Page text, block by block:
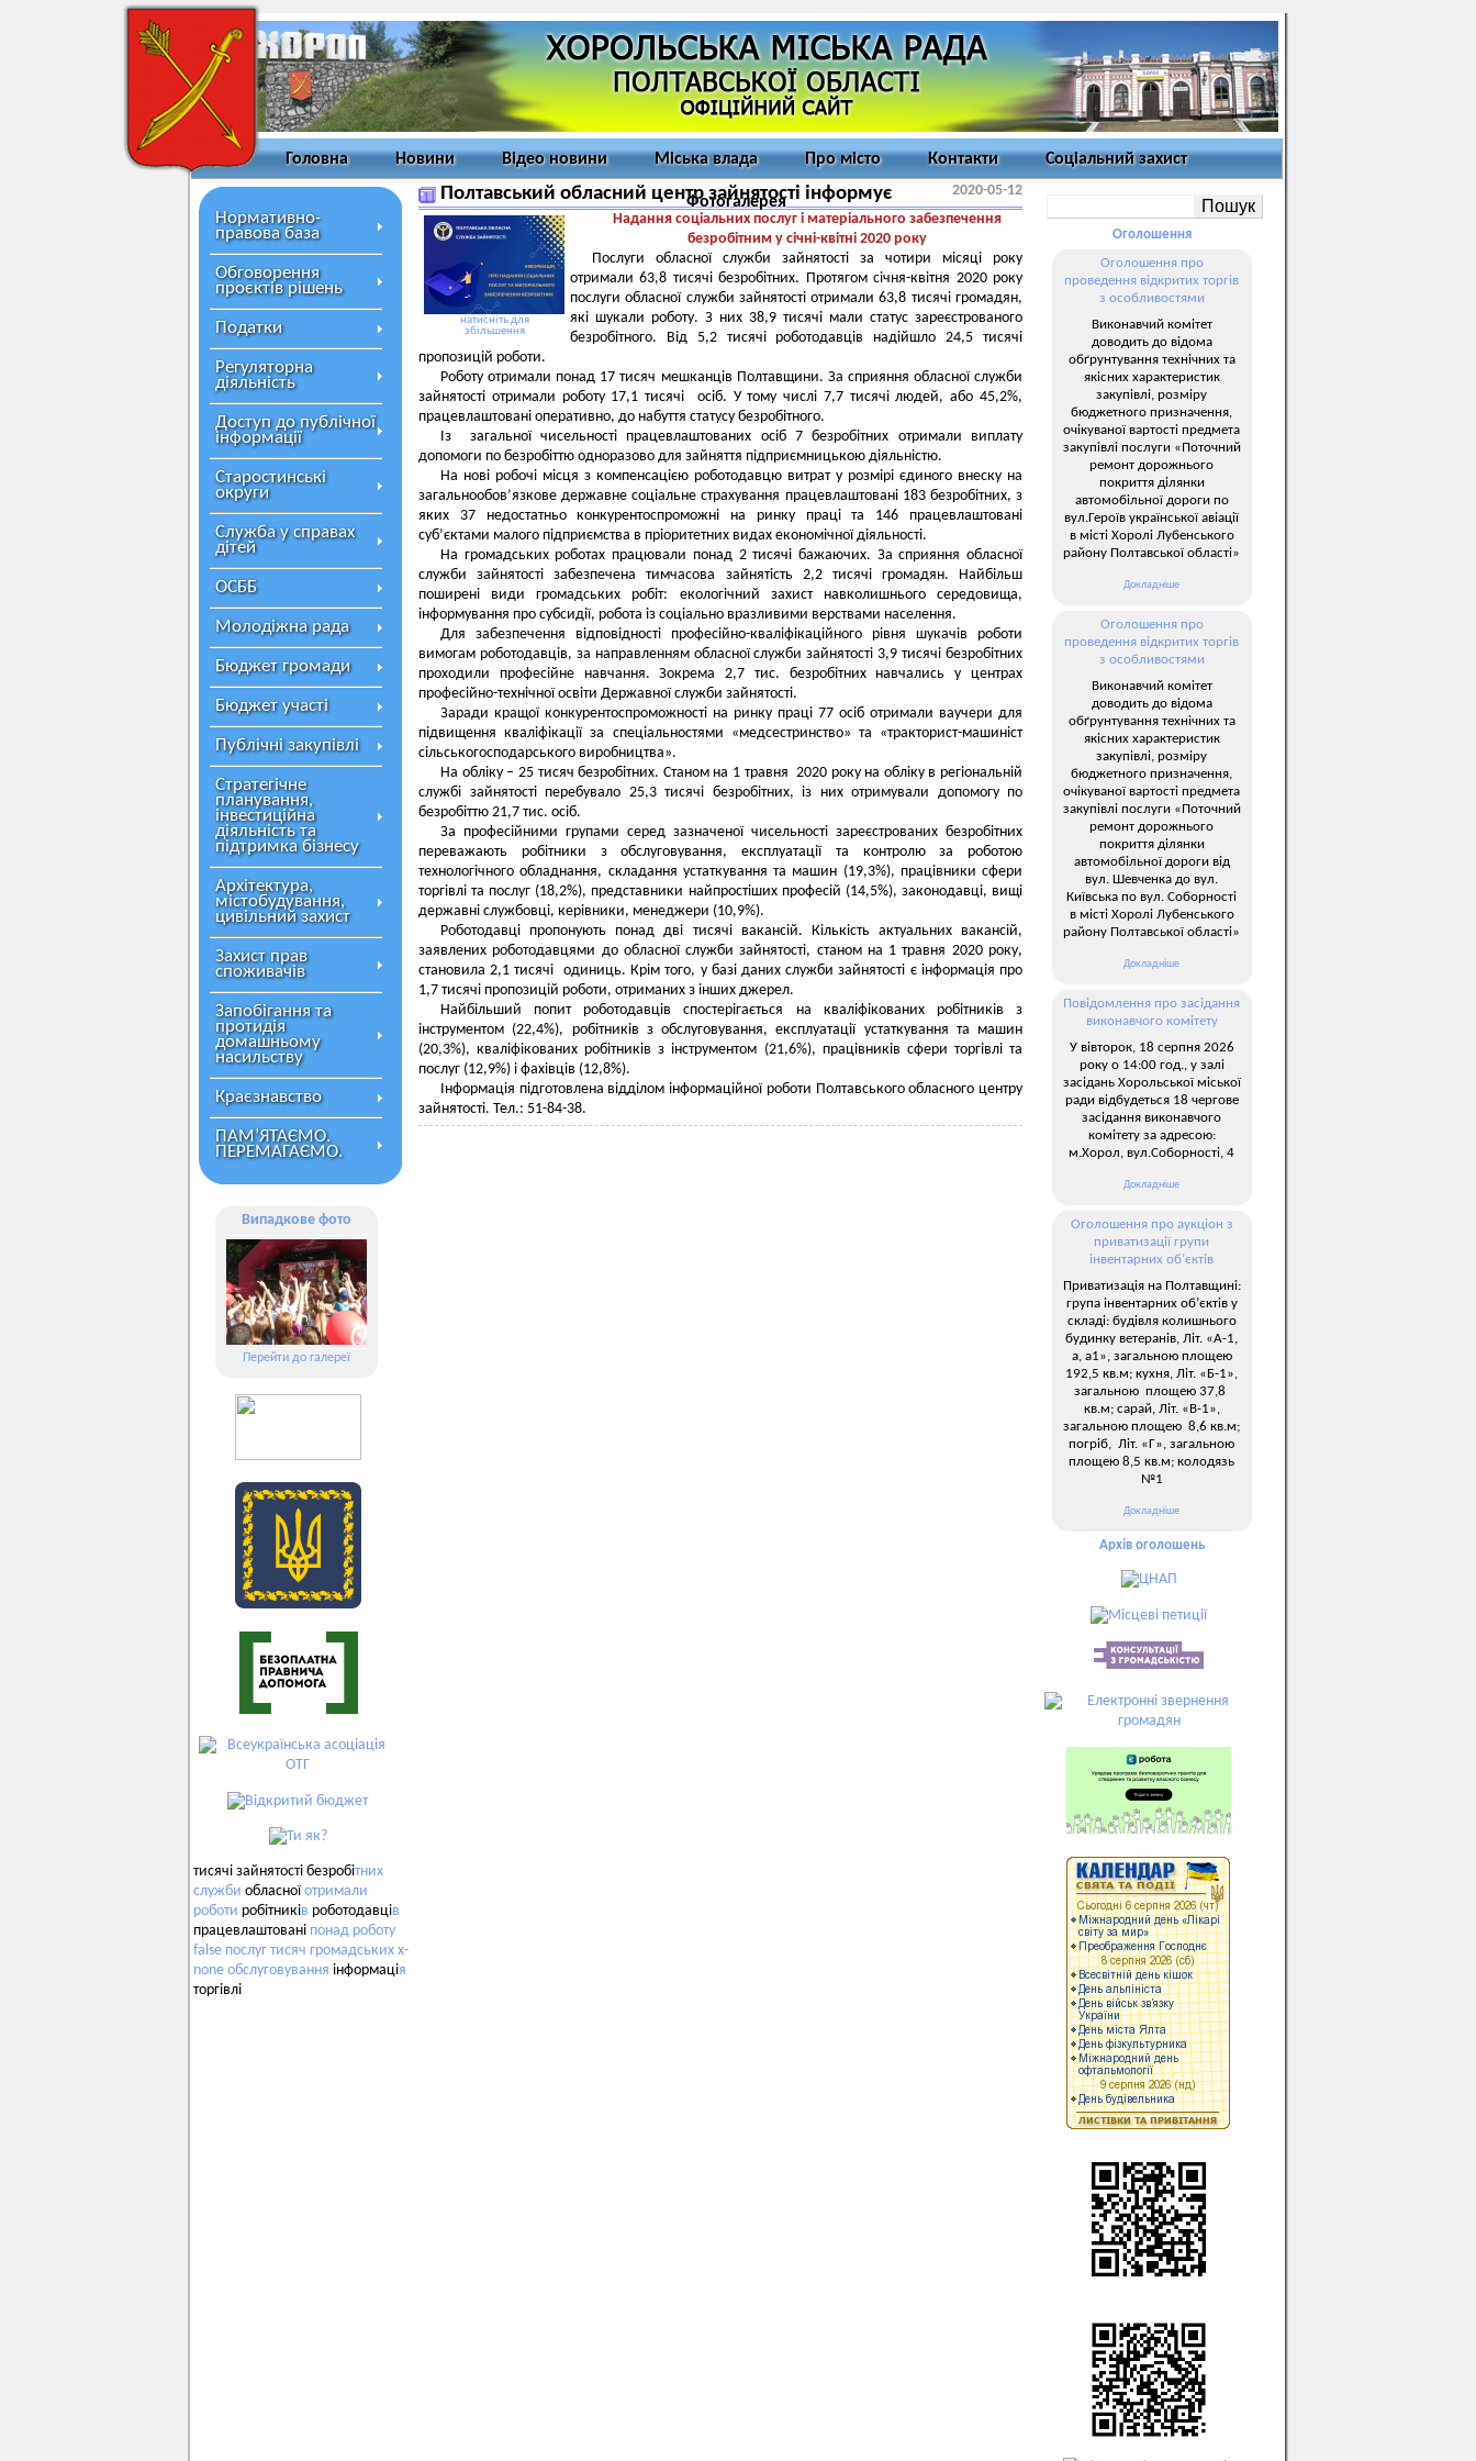
Головна Новини Відео новини Міська влада Про місто Контакти Соціальний захист
Фотогалерея
Нормативно-
правова база
Обговорення
проєктів рішень
Податки
Регуляторна
діяльність
Доступ до публічної
інформації
Старостинські
округи
Служба у справах
дітей
ОСББ
Молодіжна рада
Бюджет громади
Бюджет участі
Публічні закупівлі
Стратегічне
планування,
інвестиційна
діяльність та
підтримка бізнесу
Архітектура,
містобудування,
цивільний захист
Захист прав
споживачів
Запобігання та
протидія
домашньому
насильству
Краєзнавство
ПАМ’ЯТАЄМО.
ПЕРЕМАГАЄМО.
Випадкове фото
Перейти до галереї
тисячі зайнятості безробітних
служби обласноїотримали
роботи робітників роботодавців
працевлаштовані понад роботу
false послуг тисяч громадських x-
none обслуговування інформація
торгівлі
Полтавський обласний центр зайнятості інформує 2020-05-12
натисніть для
збільшення
Надання соціальних послуг і матеріального забезпечення
безробітним у січні-квітні 2020 року
Послуги обласної служби зайнятості за чотири місяці року
отримали 63,8 тисячі безробітних. Протягом січня-квітня 2020 року
послуги обласної служби зайнятості отримали 63,8 тисячі громадян,
які шукали роботу. З них 38,9 тисячі мали статус зареєстрованого
безробітного. Від 5,2 тисячі роботодавців надійшло 24,5 тисячі
пропозицій роботи.
Роботу отримали понад 17 тисяч мешканців Полтавщини. За сприяння обласної служби
зайнятості отримали роботу 17,1 тисячі осіб. У тому числі 7,7 тисячі людей, або 45,2%,
працевлаштовані оперативно, до набуття статусу безробітного.
Із загальної чисельності працевлаштованих осіб 7 безробітних отримали виплату
допомоги по безробіттю одноразово для зайняття підприємницькою діяльністю.
На нові робочі місця з компенсацією роботодавцю витрат у розмірі єдиного внеску на
загальнообов’язкове державне соціальне страхування працевлаштовані 183 безробітних, з
яких 37 недостатньо конкурентоспроможні на ринку праці та 146 працевлаштовані
суб’єктами малого підприємства в пріоритетних видах економічної діяльності.
На громадських роботах працювали понад 2 тисячі бажаючих. За сприяння обласної
служби зайнятості забезпечена тимчасова зайнятість 2,2 тисячі громадян. Найбільш
поширені види громадських робіт: екологічний захист навколишнього середовища,
інформування про субсидії, робота із соціально вразливими верствами населення.
Для забезпечення відповідності професійно-кваліфікаційного рівня шукачів роботи
вимогам роботодавців, за направленням обласної служби зайнятості 3,9 тисячі безробітних
проходили професійне навчання. Зокрема 2,7 тис. безробітних навчались у центрах
професійно-технічної освіти Державної служби зайнятості.
Заради кращої конкурентоспроможності на ринку праці 77 осіб отримали ваучери для
підвищення кваліфікації за спеціальностями «медсестринство» та «тракторист-машиніст
сільськогосподарського виробництва».
На обліку – 25 тисяч безробітних. Станом на 1 травня 2020 року на обліку в регіональній
службі зайнятості перебувало 25,3 тисячі безробітних, із них отримували допомогу по
безробіттю 21,7 тис. осіб.
За професійними групами серед зазначеної чисельності зареєстрованих безробітних
переважають робітники з обслуговування, експлуатації та контролю за роботою
технологічного обладнання, складання устаткування та машин (19,3%), працівники сфери
торгівлі та послуг (18,2%), представники найпростіших професій (14,5%), законодавці, вищі
державні службовці, керівники, менеджери (10,9%).
Роботодавці пропонують понад дві тисячі вакансій. Кількість актуальних вакансій,
заявлених роботодавцями до обласної служби зайнятості, станом на 1 травня 2020 року,
становила 2,1 тисячі одиниць. Крім того, у базі даних служби зайнятості є інформація про
1,7 тисячі пропозицій роботи, отриманих з інших джерел.
Найбільший попит роботодавців спостерігається на кваліфікованих робітників з
інструментом (22,4%), робітників з обслуговування, експлуатації устаткування та машин
(20,3%), кваліфікованих робітників з інструментом (21,6%), працівників сфери торгівлі та
послуг (12,9%) і фахівців (12,8%).
Інформація підготовлена відділом інформаційної роботи Полтавського обласного центру
зайнятості. Тел.: 51-84-38.
Оголошення
Оголошення про
проведення відкритих торгів
з особливостями
Виконавчий комітет
доводить до відома
обґрунтування технічних та
якісних характеристик
закупівлі, розміру
бюджетного призначення,
очікуваної вартості предмета
закупівлі послуги «Поточний
ремонт дорожнього
покриття ділянки
автомобільної дороги по
вул.Героїв української авіації
в місті Хоролі Лубенського
району Полтавської області»
Докладніше
Оголошення про
проведення відкритих торгів
з особливостями
Виконавчий комітет
доводить до відома
обґрунтування технічних та
якісних характеристик
закупівлі, розміру
бюджетного призначення,
очікуваної вартості предмета
закупівлі послуги «Поточний
ремонт дорожнього
покриття ділянки
автомобільної дороги від
вул. Шевченка до вул.
Київська по вул. Соборності
в місті Хоролі Лубенського
району Полтавської області»
Докладніше
Повідомлення про засідання
виконавчого комітету
У вівторок, 18 серпня 2026
року о 14:00 год., у залі
засідань Хорольської міської
ради відбудеться 18 чергове
засідання виконавчого
комітету за адресою:
м.Хорол, вул.Соборності, 4
Докладніше
Оголошення про аукціон з
приватизації групи
інвентарних об’єктів
Приватизація на Полтавщині:
група інвентарних об’єктів у
складі: будівля колишнього
будинку ветеранів, Літ. «А-1,
а, а1», загальною площею
192,5 кв.м; кухня, Літ. «Б-1»,
загальною площею 37,8
кв.м; сарай, Літ. «В-1»,
загальною площею 8,6 кв.м;
погріб, Літ. «Г», загальною
площею 8,5 кв.м; колодязь
№1
Докладніше
Архів оголошень